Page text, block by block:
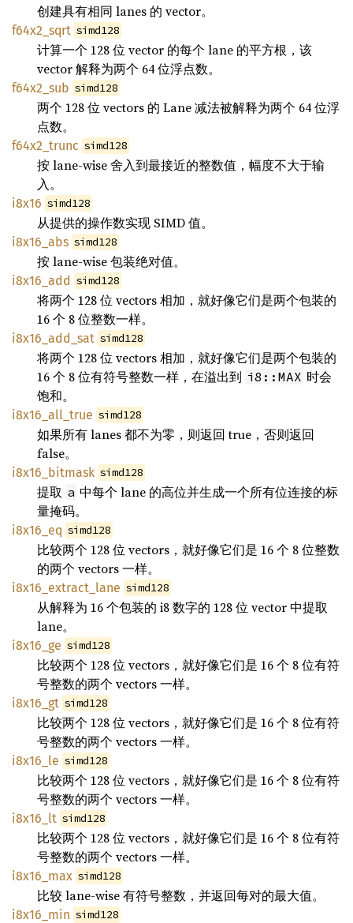
创建具有相同 lanes 的 vector。
f64x2_sqrt simd128
计算一个 128 位 vector 的每个 lane 的平方根，该
vector 解释为两个 64 位浮点数。
f64x2_sub simd128
两个 128 位 vectors 的 Lane 减法被解释为两个 64 位浮
点数。
f64x2_trunc simd128
按 lane-wise 舍入到最接近的整数值，幅度不大于输
入。
i8x16 simd128
从提供的操作数实现 SIMD 值。
i8x16_abs simd128
按 lane-wise 包装绝对值。
i8x16_add simd128
将两个 128 位 vectors 相加，就好像它们是两个包装的
16 个 8 位整数一样。
i8x16_add_sat simd128
将两个 128 位 vectors 相加，就好像它们是两个包装的
16 个 8 位有符号整数一样，在溢出到 i8::MAX 时会
饱和。
i8x16_all_true simd128
如果所有 lanes 都不为零，则返回 true，否则返回
false。
i8x16_bitmask simd128
提取 a 中每个 lane 的高位并生成一个所有位连接的标
量掩码。
i8x16_eq simd128
比较两个 128 位 vectors，就好像它们是 16 个 8 位整数
的两个 vectors 一样。
i8x16_extract_lane simd128
从解释为 16 个包装的 i8 数字的 128 位 vector 中提取
lane。
i8x16_ge simd128
比较两个 128 位 vectors，就好像它们是 16 个 8 位有符
号整数的两个 vectors 一样。
i8x16_gt simd128
比较两个 128 位 vectors，就好像它们是 16 个 8 位有符
号整数的两个 vectors 一样。
i8x16_le simd128
比较两个 128 位 vectors，就好像它们是 16 个 8 位有符
号整数的两个 vectors 一样。
i8x16_lt simd128
比较两个 128 位 vectors，就好像它们是 16 个 8 位有符
号整数的两个 vectors 一样。
i8x16_max simd128
比较 lane-wise 有符号整数，并返回每对的最大值。
i8x16_min simd128